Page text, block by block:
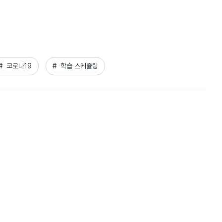
코로나19 #  학습 스케쥴링